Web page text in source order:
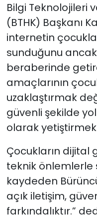
Bilgi Teknolojileri
(BTHK) Başkanı
internetin
sunduğunu
beraberinde
amaçlarının
uzaklaştırmak
güvenli şekilde
olarak
Çocukların dijital
teknik önlemlerle
kaydeden
açık iletişim,
farkındalıktır.”